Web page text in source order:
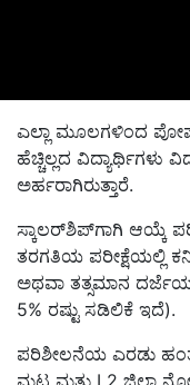
ಎಲ್ಲಾ ಮೂಲಗಳಿಂದ
ಹೆಚ್ಚಿಲ್ಲದ ವಿದ್ಯಾರ್ಥಿಗಳು
ಅರ್ಹರಾಗಿರುತ್ತಾರೆ.
ಸ್ಕಾಲರ್‌ಶಿಪ್‌ಗಾಗಿ ಆಯ್ಕೆ
ತರಗತಿಯ ಪರೀಕ್ಷೆಯಲ್ಲಿ
ಅಥವಾ ತತ್ಸಮಾನ
5% ರಷ್ಟು ಸಡಿಲಿಕೆ ಇದೆ).
ಪರಿಶೀಲನೆಯ ಎರಡು
ಮಟ್ಟ ಮತ್ತು L2 ಜಿಲ್ಲಾ